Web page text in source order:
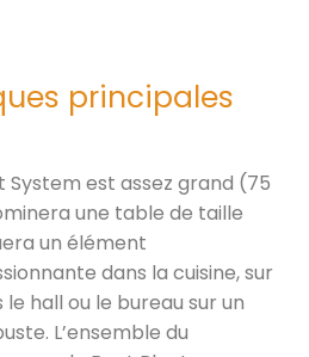
principales
System est assez grand (75
une table de taille
un élément
dans la cuisine, sur
hall ou le bureau sur un
L’ensemble du